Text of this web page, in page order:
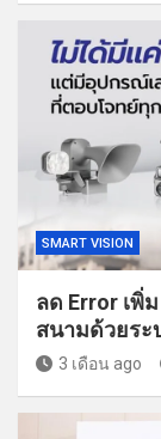
SMART VISION
ลด Error เพิ่
สนามด้วยระ
3 เดือน ago